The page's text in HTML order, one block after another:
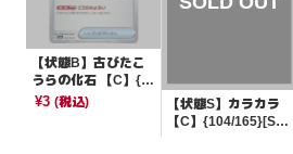
【状態B】古びたこ
うらの化石 【C】{1
55/165}[SV2a]
¥3 (税込)
【状態S】カラカラ
【C】{104/165}[SV